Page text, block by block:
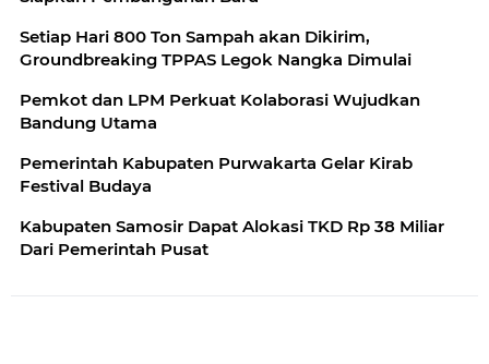
Setiap Hari 800 Ton Sampah akan Dikirim,
Groundbreaking TPPAS Legok Nangka Dimulai
Pemkot dan LPM Perkuat Kolaborasi Wujudkan
Bandung Utama
Pemerintah Kabupaten Purwakarta Gelar Kirab
Festival Budaya
Kabupaten Samosir Dapat Alokasi TKD Rp 38 Miliar
Dari Pemerintah Pusat